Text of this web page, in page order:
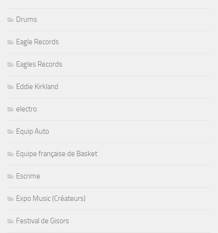
Drums
Eagle Records
Eagles Records
Eddie Kirkland
electro
Equip Auto
Equipe française de Basket
Escrime
Expo Music (Créateurs)
Festival de Gisors